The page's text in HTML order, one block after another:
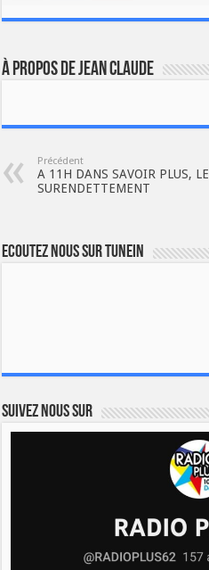
À propos de JEAN CLAUDE
Précédent
A 11H DANS SAVOIR PLUS, LE
SURENDETTEMENT
Ecoutez nous sur TuneIn
Suivez nous sur